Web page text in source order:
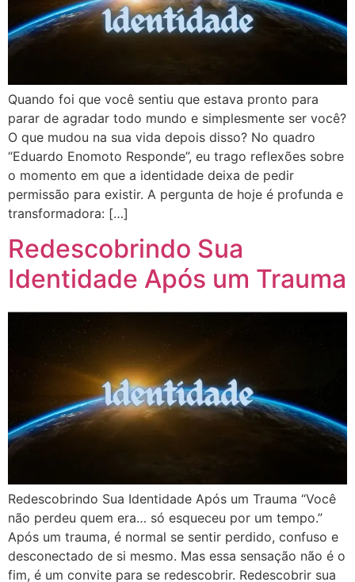
Quando foi que você sentiu que estava pronto para
parar de agradar todo mundo e simplesmente ser você?
O que mudou na sua vida depois disso? No quadro
“Eduardo Enomoto Responde”, eu trago reflexões sobre
o momento em que a identidade deixa de pedir
permissão para existir. A pergunta de hoje é profunda e
transformadora: […]
Redescobrindo Sua
Identidade Após um Trauma
Redescobrindo Sua Identidade Após um Trauma “Você
não perdeu quem era… só esqueceu por um tempo.”
Após um trauma, é normal se sentir perdido, confuso e
desconectado de si mesmo. Mas essa sensação não é o
fim, é um convite para se redescobrir. Redescobrir sua